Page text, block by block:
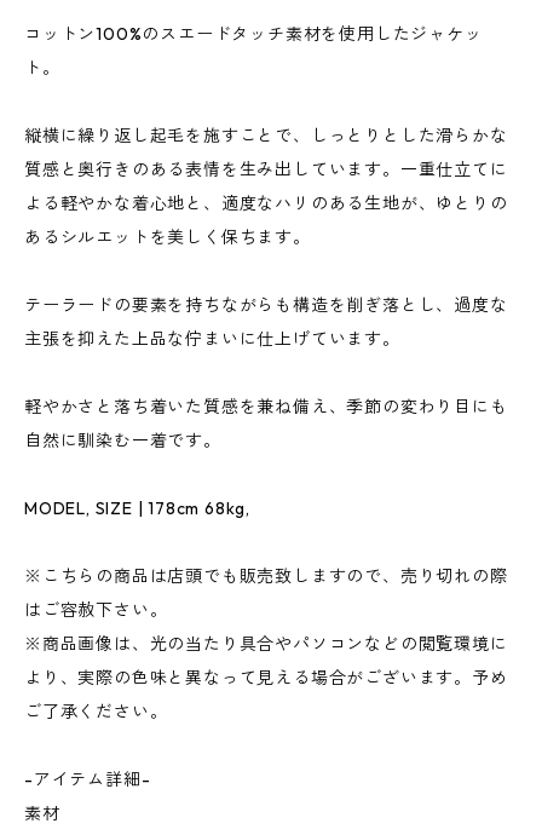
コットン100%のスエードタッチ素材を使用したジャケッ
ト。
縦横に繰り返し起毛を施すことで、しっとりとした滑らかな
質感と奥行きのある表情を生み出しています。一重仕立てに
よる軽やかな着心地と、適度なハリのある生地が、ゆとりの
あるシルエットを美しく保ちます。
テーラードの要素を持ちながらも構造を削ぎ落とし、過度な
主張を抑えた上品な佇まいに仕上げています。
軽やかさと落ち着いた質感を兼ね備え、季節の変わり目にも
自然に馴染む一着です。
MODEL, SIZE | 178cm 68kg,
※こちらの商品は店頭でも販売致しますので、売り切れの際
はご容赦下さい。
※商品画像は、光の当たり具合やパソコンなどの閲覧環境に
より、実際の色味と異なって見える場合がございます。予め
ご了承ください。
-アイテム詳細-
素材